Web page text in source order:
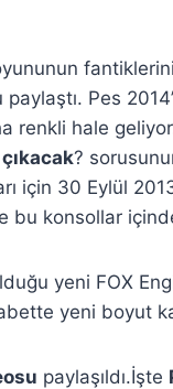
Pes
renkli hale
?
için 30 Eylül
bu konsollar
yeni FOX
yeni boyut
paylaşıldı.İşte